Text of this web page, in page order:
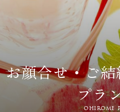
お顔合せ・ご
プラ
ohirome